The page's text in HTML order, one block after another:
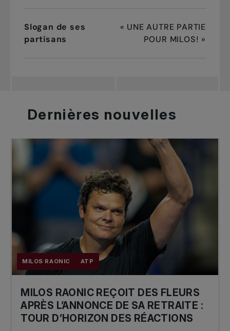
Slogan de ses
partisans
« UNE AUTRE PARTIE
POUR MILOS! »
Dernières nouvelles
MILOS RAONIC ATP
MILOS RAONIC REÇOIT DES FLEURS
APRÈS L’ANNONCE DE SA RETRAITE :
TOUR D’HORIZON DES RÉACTIONS